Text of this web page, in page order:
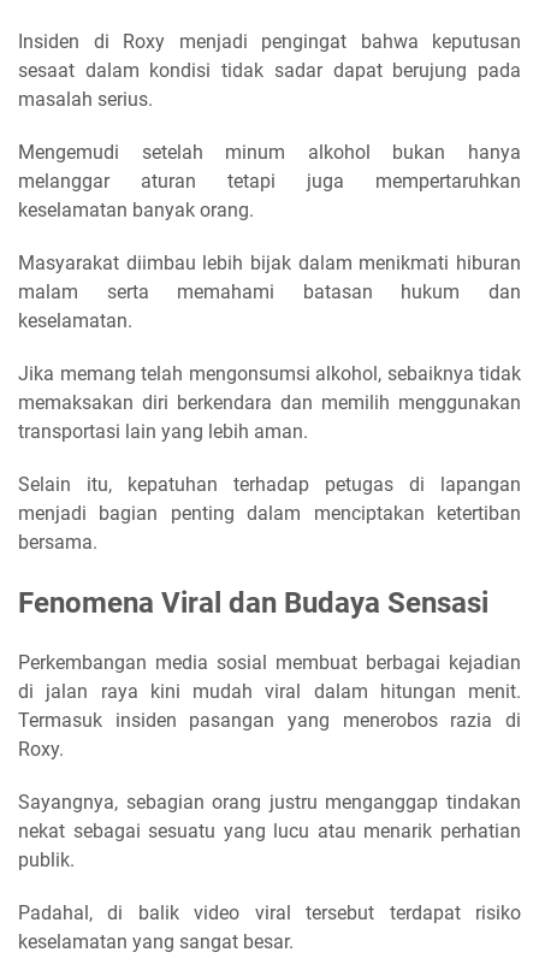
Insiden di Roxy menjadi pengingat bahwa keputusan
sesaat dalam kondisi tidak sadar dapat berujung pada
masalah serius.
Mengemudi setelah minum alkohol bukan hanya
melanggar aturan tetapi juga mempertaruhkan
keselamatan banyak orang.
Masyarakat diimbau lebih bijak dalam menikmati hiburan
malam serta memahami batasan hukum dan
keselamatan.
Jika memang telah mengonsumsi alkohol, sebaiknya tidak
memaksakan diri berkendara dan memilih menggunakan
transportasi lain yang lebih aman.
Selain itu, kepatuhan terhadap petugas di lapangan
menjadi bagian penting dalam menciptakan ketertiban
bersama.
Fenomena Viral dan Budaya Sensasi
Perkembangan media sosial membuat berbagai kejadian
di jalan raya kini mudah viral dalam hitungan menit.
Termasuk insiden pasangan yang menerobos razia di
Roxy.
Sayangnya, sebagian orang justru menganggap tindakan
nekat sebagai sesuatu yang lucu atau menarik perhatian
publik.
Padahal, di balik video viral tersebut terdapat risiko
keselamatan yang sangat besar.